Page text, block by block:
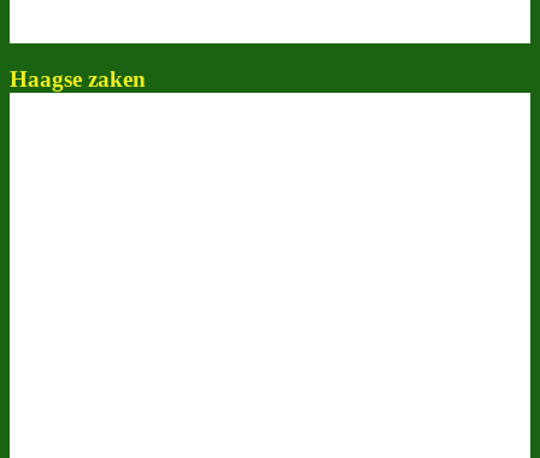
Haagse zaken